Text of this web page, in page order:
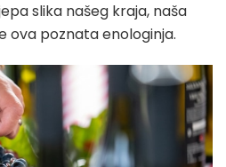
slika našeg kraja, naša
ova poznata enologinja.